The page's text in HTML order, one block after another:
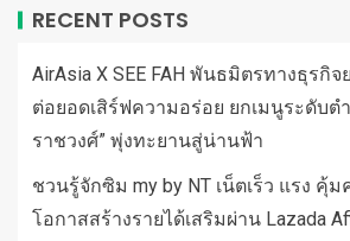
RECENT POSTS
AirAsia X SEE FAH พันธมิตรทางธุรกิ
ต่อยอดเสิร์ฟความอร่อย ยกเมนูระดับต
ราชวงศ์” พุ่งทะยานสู่น่านฟ้า
ชวนรู้จักซิม my by NT เน็ตเร็ว แรง คุ้
โอกาสสร้างรายได้เสริมผ่าน Lazada